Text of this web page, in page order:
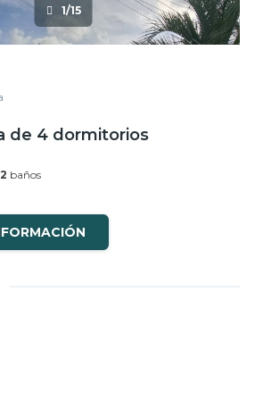
1/15
de 4 dormitorios
2 baños